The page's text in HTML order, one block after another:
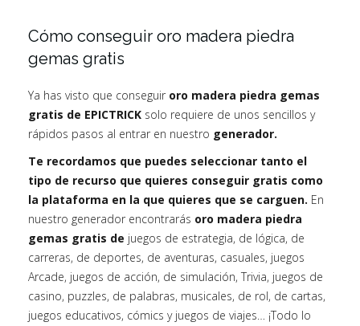
Cómo conseguir oro madera piedra
gemas gratis
Ya has visto que conseguir oro madera piedra gemas
gratis de EPICTRICK solo requiere de unos sencillos y
rápidos pasos al entrar en nuestro generador.
Te recordamos que puedes seleccionar tanto el
tipo de recurso que quieres conseguir gratis como
la plataforma en la que quieres que se carguen. En
nuestro generador encontrarás oro madera piedra
gemas gratis de juegos de estrategia, de lógica, de
carreras, de deportes, de aventuras, casuales, juegos
Arcade, juegos de acción, de simulación, Trivia, juegos de
casino, puzzles, de palabras, musicales, de rol, de cartas,
juegos educativos, cómics y juegos de viajes… ¡Todo lo